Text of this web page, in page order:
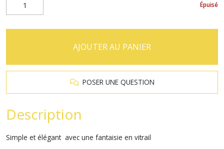
Épuisé
AJOUTER AU PANIER
POSER UNE QUESTION
Description
Simple et élégant avec une fantaisie en vitrail